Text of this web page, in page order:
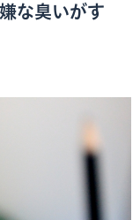
な臭いがす